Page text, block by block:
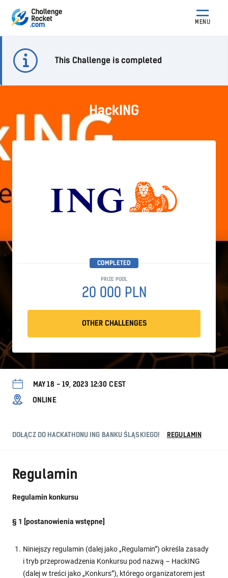
MENU
This Challenge is completed
HackING
COMPLETED
PRIZE POOL
20 000 PLN
OTHER CHALLENGES
MAY 18 - 19, 2023 12:30 CEST
ONLINE
DOŁĄCZ DO HACKATHONU ING BANKU ŚLĄSKIEGO! REGULAMIN
Regulamin
Regulamin konkursu
§ 1 [postanowienia wstępne]
Niniejszy regulamin (dalej jako „Regulamin”) określa zasady
i tryb przeprowadzenia Konkursu pod nazwą – HackING
(dalej w treści jako „Konkurs”), którego organizatorem jest